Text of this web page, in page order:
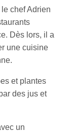
chef Adrien
Dès lors, il a
une cuisine
et plantes
des jus et
un